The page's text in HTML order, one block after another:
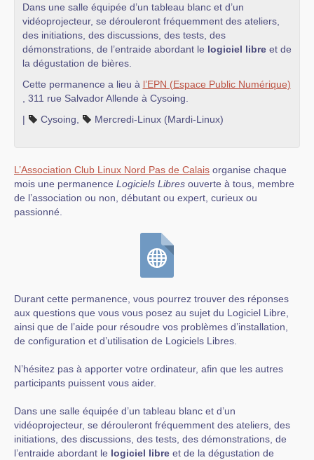
Dans une salle équipée d’un tableau blanc et d’un
vidéoprojecteur, se dérouleront fréquemment des ateliers,
des initiations, des discussions, des tests, des
démonstrations, de l’entraide abordant le logiciel libreet de
la dégustation de bières.
Cette permanence a lieu à l’EPN (Espace Public Numérique)
, 311 rue Salvador Allende à Cysoing.
|
Cysoing Mercredi-Linux (Mardi-Linux)
L’Association Club Linux Nord Pas de Calais organise chaque
mois une permanence Logiciels Libres ouverte à tous, membre
de l’association ou non, débutant ou expert, curieux ou
passionné.
Durant cette permanence, vous pourrez trouver des réponses
aux questions que vous vous posez au sujet du Logiciel Libre,
ainsi que de l’aide pour résoudre vos problèmes d’installation,
de configuration et d’utilisation de Logiciels Libres.
N’hésitez pas à apporter votre ordinateur, afin que les autres
participants puissent vous aider.
Dans une salle équipée d’un tableau blanc et d’un
vidéoprojecteur, se dérouleront fréquemment des ateliers, des
initiations, des discussions, des tests, des démonstrations, de
l’entraide abordant le logiciel libre et de la dégustation de